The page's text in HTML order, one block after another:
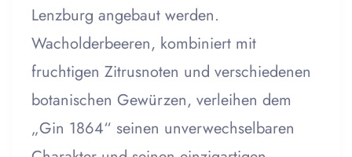
Lenzburg angebaut werden.
Wacholderbeeren, kombiniert mit
fruchtigen Zitrusnoten und verschiedenen
botanischen Gewürzen, verleihen dem
„Gin 1864“ seinen unverwechselbaren